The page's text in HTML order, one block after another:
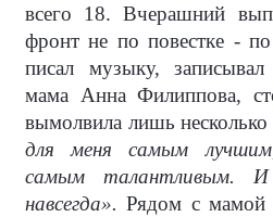
всего 18. Вчерашний
фронт не по повестке -
писал музыку,
мама Анна Филиппова,
вымолвила лишь несколько
для меня самым
самым талантливым.
навсегда». Рядом с мамой